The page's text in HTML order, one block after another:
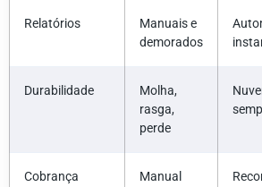
Relatórios
Manuais e
demorados
Durabilidade
Molha,
rasga,
perde
Cobrança Manual